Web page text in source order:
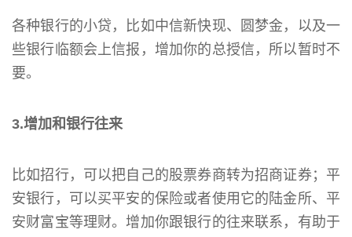
各种银行的小贷，比如中信新快现、圆梦金，以及一
些银行临额会上信报，增加你的总授信，所以暂时不
要。
3.增加和银行往来
比如招行，可以把自己的股票券商转为招商证券；平
安银行，可以买平安的保险或者使用它的陆金所、平
安财富宝等理财。增加你跟银行的往来联系，有助于